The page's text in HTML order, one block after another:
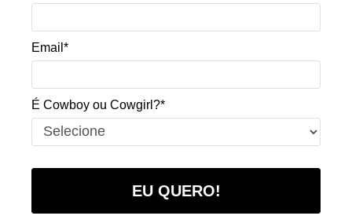
Email*
É Cowboy ou Cowgirl?*
EU QUERO!